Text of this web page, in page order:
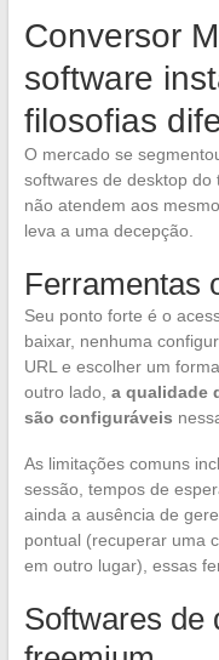
Conversor
software
filosofias
O mercado se
softwares de desktop do
não atendem aos
leva a uma decepção.
Ferramentas
Seu ponto forte é o
baixar, nenhuma
URL e escolher um
outro lado, a qualidade
são configuráveis
As limitações comuns
sessão, tempos de
ainda a ausência de
pontual (recuperar uma
em outro lugar), essas
Softwares de